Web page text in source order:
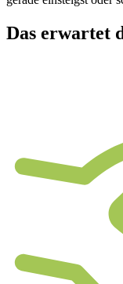
Das erwartet